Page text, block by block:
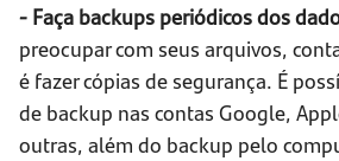
- Faça backups periódicos dos
preocupar com seus arquivos,
é fazer cópias de segurança. É
de backup nas contas Google,
outras, além do backup pelo